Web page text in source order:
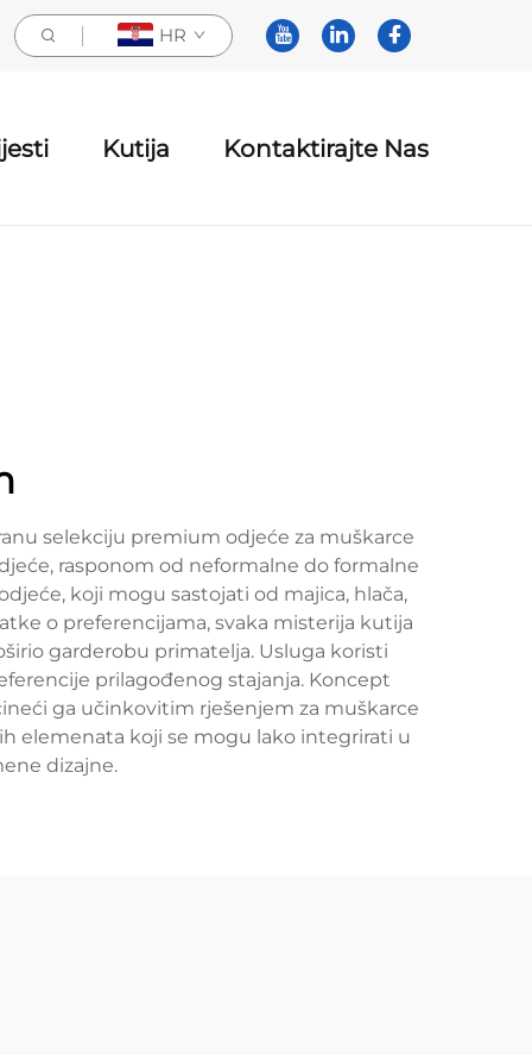
HR
Kutija Kontaktirajte Nas
selekciju premium odjeće za muškarce
rasponom od neformalne do formalne
koji mogu sastojati od majica, hlača,
o preferencijama, svaka misterija kutija
garderobu primatelja. Usluga koristi
prilagođenog stajanja. Koncept
ga učinkovitim rješenjem za muškarce
elemenata koji se mogu lako integrirati u
dizajne.